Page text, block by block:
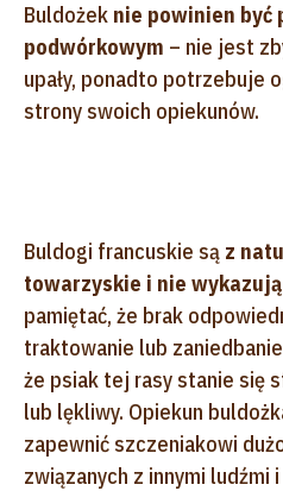
Buldożek nie powinien być
podwórkowym – nie jest
upały, ponadto potrzebuje
strony swoich opiekunów.
Buldogi francuskie są z
towarzyskie i nie
pamiętać, że brak
traktowanie lub
że psiak tej rasy stanie się
lub lękliwy. Opiekun
zapewnić szczeniakowi
związanych z innymi ludźmi